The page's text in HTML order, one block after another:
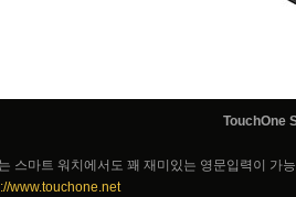
TouchOne
스마트 워치에서도 꽤 재미있는 영문입력이 가
www.touchone.net